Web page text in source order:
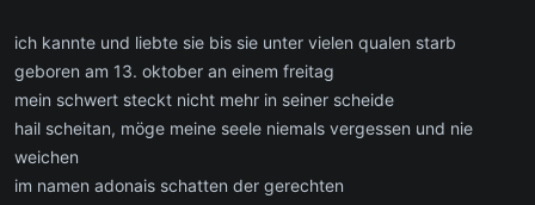
ich kannte und liebte sie bis sie unter vielen qualen starb
geboren am 13. oktober an einem freitag
mein schwert steckt nicht mehr in seiner scheide
hail scheitan, möge meine seele niemals vergessen und nie
weichen
im namen adonais schatten der gerechten